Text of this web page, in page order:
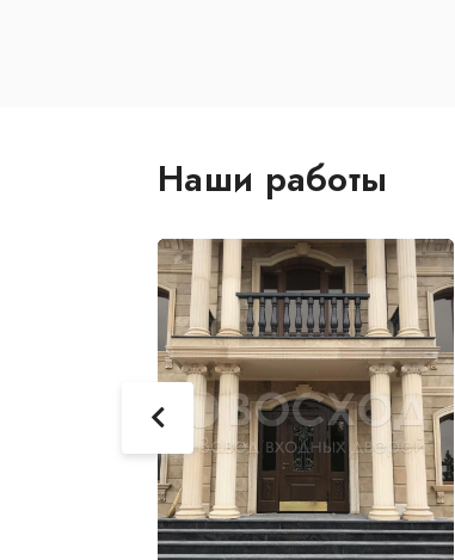
Наши работы